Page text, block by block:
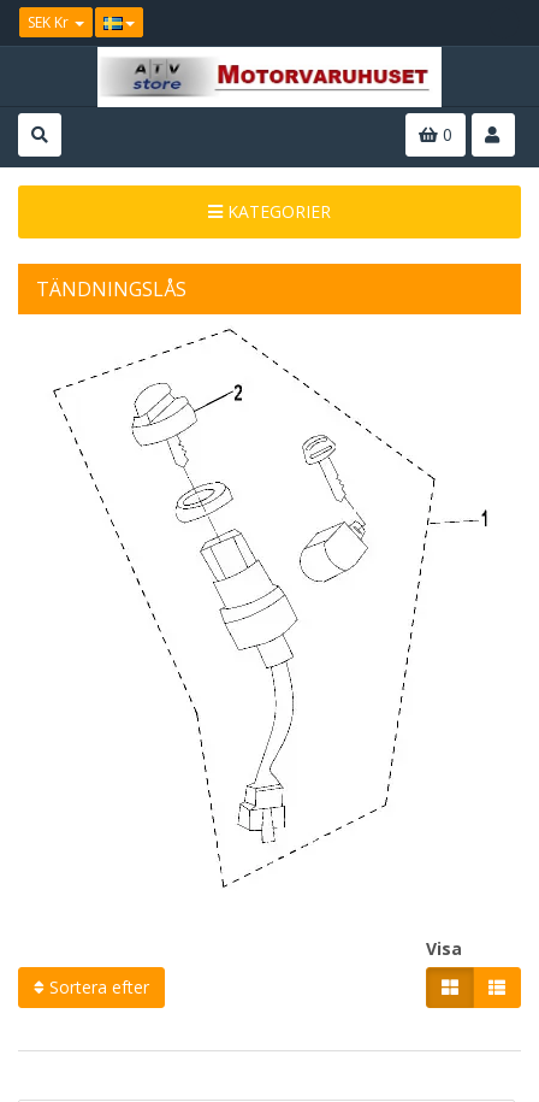
SEK Kr
0
KATEGORIER
TÄNDNINGSLÅS
Sortera efter
Visa